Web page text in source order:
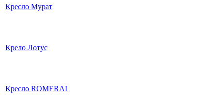
Кресло Мурат
Крело Лотус
Кресло ROMERAL